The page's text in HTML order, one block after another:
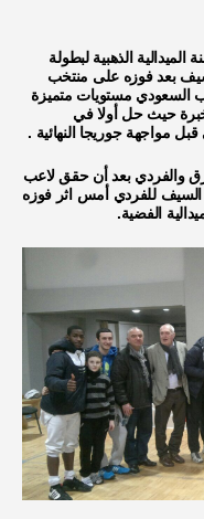
السعودي للمبارزة تحت 17 سنة الميدالية الذهبية لبطولة
بعد فوزه على منتخب
السعودي مستويات متميزة
حيث حل أولا في
قبل مواجهة جوريجا النهائية .
والفردي بعد أن حقق لاعب
السيف للفردي أمس اثر فوزه
الفضية.